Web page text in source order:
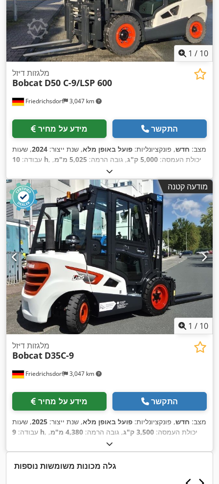
1 / 10
Friedrichsdorf 3,047 km
מלגזות דיזל
Bobcat D50 C-9/LSP 600
מידע על מחיר התקשר
מצב: חדש, פונקציונליות: פועל באופן מלא, שנת ייצור: 2024, שעות
עבודה: 10 h , יכולת העמסה: 5,000 ק"ג , גובה הרמה: 5,025 מ"מ
,
, סוג דלק:
גובה בנייה:2,470 מ"מ , כוח:55 קילוואט (74.78 כ"ס)
, רוחב
מסגרת המזלג:
1,300 מ"מ , אורך המזלג:1,200 מ"מ
, משקל עצמי:
6,930 ק"ג
, אורך כולל:3,300 מ"מ , סוג הנעה:Diesel
, רוחב בנייה:
1,455 מ"מ,
מודעה קטנה
1 / 10
Friedrichsdorf 3,047 km
מלגזות דיזל
Bobcat D35C-9
מידע על מחיר התקשר
מצב: חדש, פונקציונליות: פועל באופן מלא, שנת ייצור: 2025, שעות
עבודה: 9 h , יכולת העמסה: 3,500 ק"ג , גובה הרמה: 4,380 מ"מ
,
, סוג דלק:
גובה בנייה:2,180 מ"מ , כוח:45 קילוואט (61.18 כ"ס)
, רוחב
, אורך המזלג:1,200 מ"מ
, משקל עצמי:
גלה מכונות משומשות נוספות